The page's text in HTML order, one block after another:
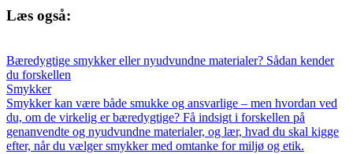
Læs også:
Bæredygtige smykker eller nyudvundne materialer? Sådan kender
du forskellen
Smykker
Smykker kan være både smukke og ansvarlige – men hvordan ved
du, om de virkelig er bæredygtige? Få indsigt i forskellen på
genanvendte og nyudvundne materialer, og lær, hvad du skal kigge
efter, når du vælger smykker med omtanke for miljø og etik.